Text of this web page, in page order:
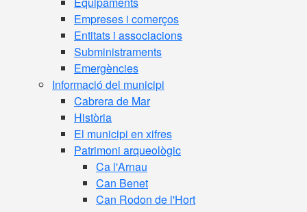
Empreses i comerços
Entitats i associacions
Subministraments
Emergències
Informació del municipi
Cabrera de Mar
Història
El municipi en xifres
Patrimoni arqueològic
Ca l'Arnau
Can Benet
Can Rodon de l'Hort